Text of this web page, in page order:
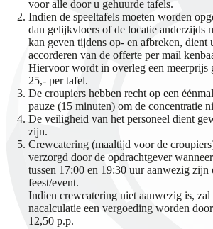
voor alle door u gehuurde tafels.
Indien de speeltafels moeten worden
dan gelijkvloers of de locatie anderzijds
kan geven tijdens op- en afbreken, dient
accorderen van de offerte per mail
Hiervoor wordt in overleg een meerprijs
25,- per tafel.
De croupiers hebben recht op een
pauze (15 minuten) om de concentratie
De veiligheid van het personeel dient
zijn.
Crewcatering (maaltijd voor de
verzorgd door de opdrachtgever
tussen 17:00 en 19:30 uur aanwezig zijn
feest/event.
Indien crewcatering niet aanwezig is,
nacalculatie een vergoeding worden
12,50 p.p.